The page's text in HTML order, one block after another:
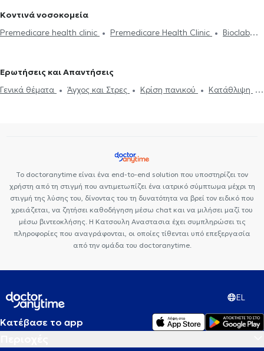
Ψυχογενής Βουλιμία - Ψυχογενής Ανορεξία
Κρίση πανικού
διαδίκτυο
ΔΕΠΥ Κρίση πανικού
Εθισμός
Τεστ επαγγελματικού προσανατολισμού
Κοντινά νοσοκομεία
Premedicare health clinic
Premedicare Health Clinic
Bioclab
Ερωτήσεις και Απαντήσεις
Γενικά θέματα
Άγχος και Στρες Κρίση πανικού
Κατάθλιψη
Το doctoranytime είναι ένα end-to-end solution που υποστηρίζει τον
χρήστη από τη στιγμή που αντιμετωπίζει ένα ιατρικό σύμπτωμα μέχρι τη
στιγμή της λύσης του, δίνοντας του τη δυνατότητα να βρεί τον ειδικό που
χρειάζεται, να ζητήσει καθοδήγηση μέσω chat και να μιλήσει μαζί του
μέσω βιντεοκλήσης. Η Κατσουλη Αναστασια έχει συμπληρώσει τις
πληροφορίες που αναγράφονται, οι οποίες τίθενται υπό επεξεργασία
από την ομάδα του doctoranytime.
EL
Κατέβασε το app